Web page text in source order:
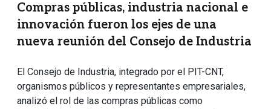
Compras públicas, industria nacional e
innovación fueron los ejes de una
nueva reunión del Consejo de Industria
El Consejo de Industria, integrado por el PIT-CNT,
organismos públicos y representantes empresariales,
analizó el rol de las compras públicas como